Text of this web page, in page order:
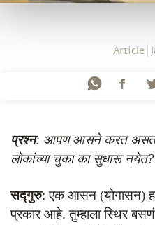
Article
प्रश्न: आपण आसने करत
लोकांच्या चुका का सुधारू नयेत?
सद्गुरु: एक आसन (योगासन) हा
प्रकार आहे. तुम्हाला स्थिर